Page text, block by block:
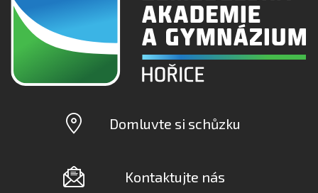
Domluvte si schůzku
Kontaktujte nás